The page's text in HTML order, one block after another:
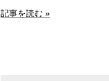
記事を読む »